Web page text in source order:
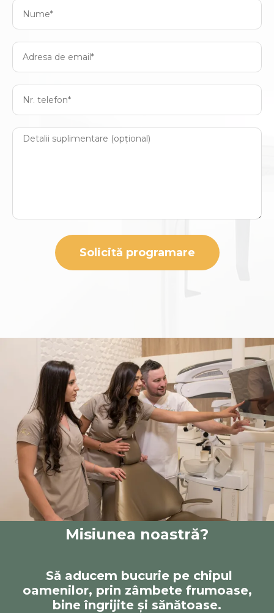
Misiunea noastră?
Să aducem bucurie pe chipul
oamenilor, prin zâmbete frumoase,
bine îngrijite și sănătoase.